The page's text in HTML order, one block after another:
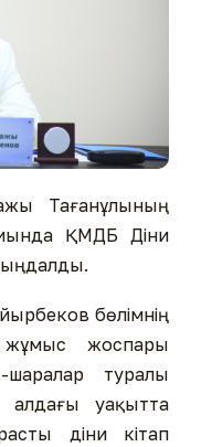
Тағанұлының
ҚМДБ Діни
бөлімнің
жоспары
туралы
уақытта
діни кітап